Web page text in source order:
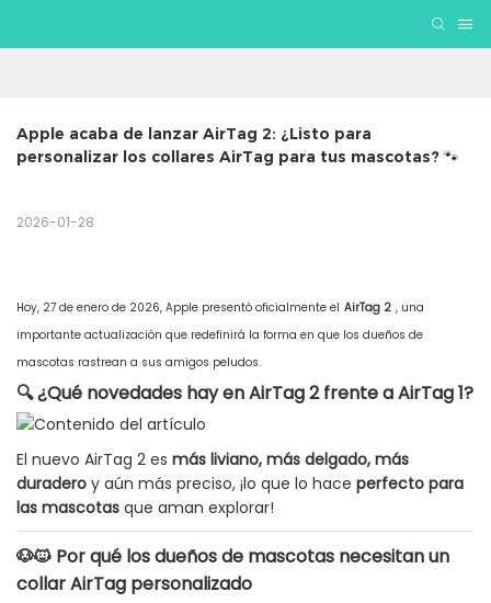
Apple acaba de lanzar AirTag 2: ¿Listo para
personalizar los collares AirTag para tus mascotas? 🐾
2026-01-28
Hoy, 27 de enero de 2026, Apple presentó oficialmente el AirTag 2 , una
importante actualización que redefinirá la forma en que los dueños de
mascotas rastrean a sus amigos peludos.
🔍 ¿Qué novedades hay en AirTag 2 frente a AirTag 1?
El nuevo AirTag 2 es más liviano, más delgado, más
duradero y aún más preciso, ¡lo que lo hace perfecto para
las mascotas que aman explorar!
🐶🐱 Por qué los dueños de mascotas necesitan un
collar AirTag personalizado